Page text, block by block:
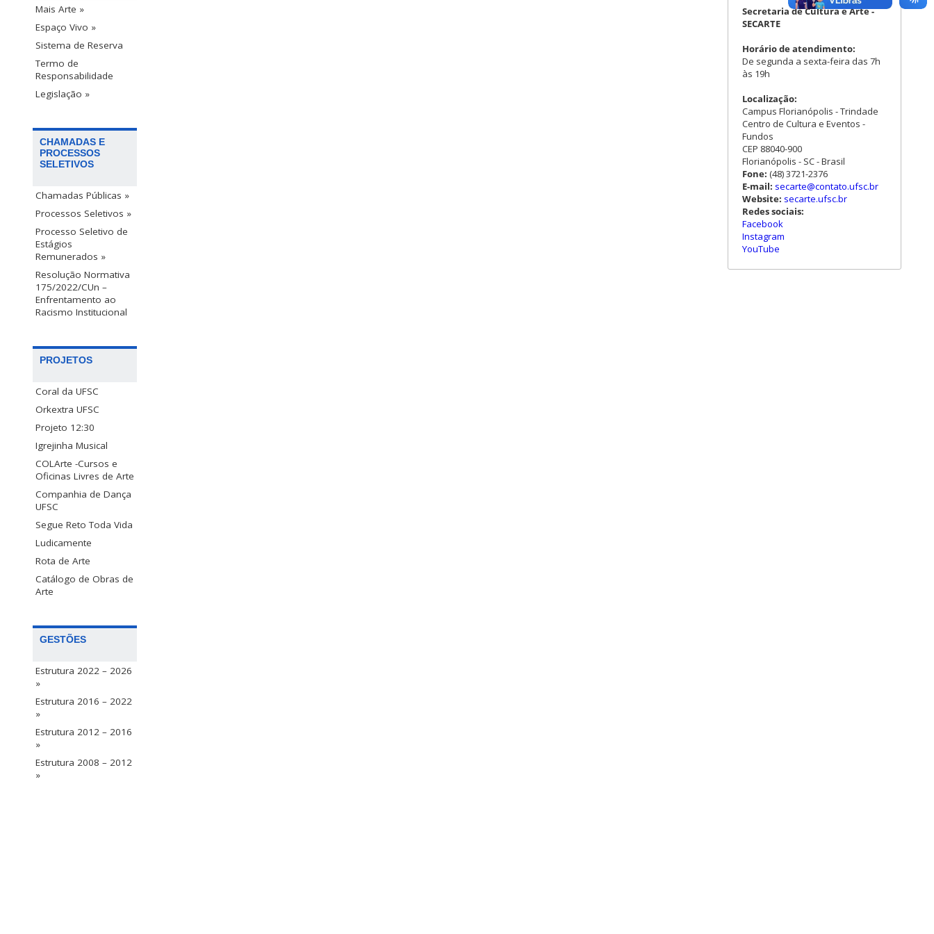
Mais Arte »
Espaço Vivo »
Sistema de Reserva
Termo de
Responsabilidade
Legislação »
CHAMADAS E
PROCESSOS
SELETIVOS
Chamadas Públicas »
Processos Seletivos »
Processo Seletivo de
Estágios
Remunerados »
Resolução Normativa
175/2022/CUn –
Enfrentamento ao
Racismo Institucional
PROJETOS
Coral da UFSC
Orkextra UFSC
Projeto 12:30
Igrejinha Musical
COLArte -Cursos e
Oficinas Livres de Arte
Companhia de Dança
UFSC
Segue Reto Toda Vida
Ludicamente
Rota de Arte
Catálogo de Obras de
Arte
GESTÕES
Estrutura 2022 – 2026
»
Estrutura 2016 – 2022
»
Estrutura 2012 – 2016
»
Estrutura 2008 – 2012
»
Secretaria de Cultura e Arte -
SECARTE
Horário de atendimento:
De segunda a sexta-feira das 7h
às 19h
Localização:
Campus Florianópolis - Trindade
Centro de Cultura e Eventos -
Fundos
CEP 88040-900
Florianópolis - SC - Brasil
Fone: (48) 3721-2376
E-mail: secarte@contato.ufsc.br
Website: secarte.ufsc.br
Redes sociais:
Facebook
Instagram
YouTube